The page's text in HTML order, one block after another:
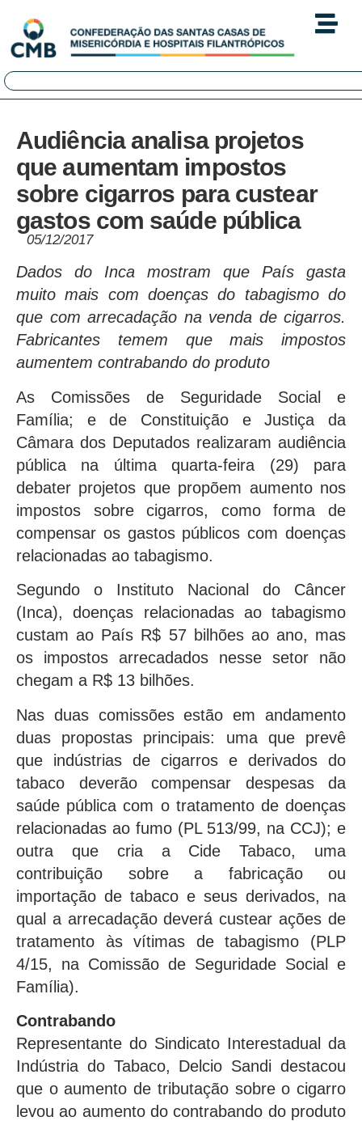
Audiência analisa projetos
que aumentam impostos
sobre cigarros para custear
gastos com saúde pública
05/12/2017
Dados do Inca mostram que País gasta
muito mais com doenças do tabagismo do
que com arrecadação na venda de cigarros.
Fabricantes temem que mais impostos
aumentem contrabando do produto
As Comissões de Seguridade Social e
Família; e de Constituição e Justiça da
Câmara dos Deputados realizaram audiência
pública na última quarta-feira (29) para
debater projetos que propõem aumento nos
impostos sobre cigarros, como forma de
compensar os gastos públicos com doenças
relacionadas ao tabagismo.
Segundo o Instituto Nacional do Câncer
(Inca), doenças relacionadas ao tabagismo
custam ao País R$ 57 bilhões ao ano, mas
os impostos arrecadados nesse setor não
chegam a R$ 13 bilhões.
Nas duas comissões estão em andamento
duas propostas principais: uma que prevê
que indústrias de cigarros e derivados do
tabaco deverão compensar despesas da
saúde pública com o tratamento de doenças
relacionadas ao fumo (PL 513/99, na CCJ); e
outra que cria a Cide Tabaco, uma
contribuição sobre a fabricação ou
importação de tabaco e seus derivados, na
qual a arrecadação deverá custear ações de
tratamento às vítimas de tabagismo (PLP
4/15, na Comissão de Seguridade Social e
Família).
Contrabando
Representante do Sindicato Interestadual da
Indústria do Tabaco, Delcio Sandi destacou
que o aumento de tributação sobre o cigarro
levou ao aumento do contrabando do produto